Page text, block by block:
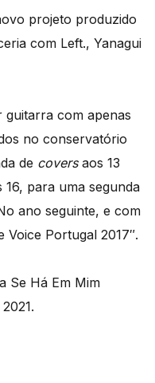
projeto produzido
com Left., Yanagui
guitarra com apenas
no conservatório
de coversaos 13
para uma segunda
ano seguinte, e com
Voice Portugal 2017″.
Se Há Em Mim